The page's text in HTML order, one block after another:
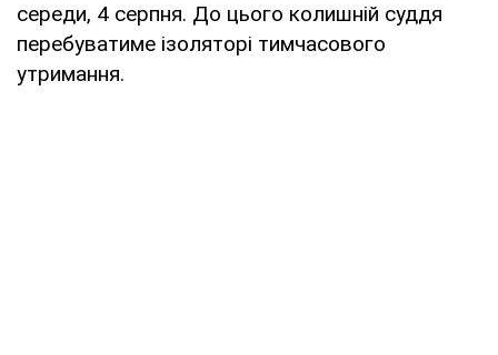
середи, 4 серпня. До цього колишній суддя
перебуватиме ізоляторі тимчасового
утримання.